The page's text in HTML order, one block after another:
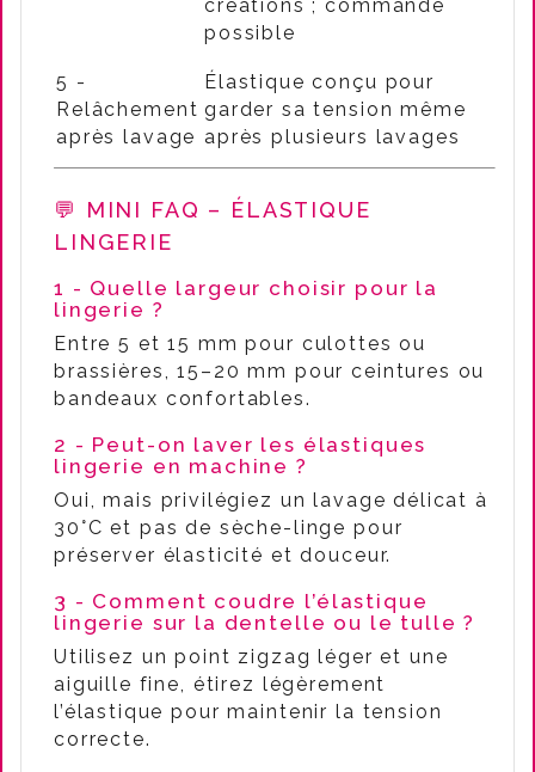
créations ; commande
possible
5 -
Relâchement
après lavage
Élastique conçu pour
garder sa tension même
après plusieurs lavages
💬 MINI FAQ – ÉLASTIQUE
LINGERIE
1 - Quelle largeur choisir pour la
lingerie ?
Entre 5 et 15 mm pour culottes ou
brassières, 15–20 mm pour ceintures ou
bandeaux confortables.
2 - Peut-on laver les élastiques
lingerie en machine ?
Oui, mais privilégiez un lavage délicat à
30°C et pas de sèche-linge pour
préserver élasticité et douceur.
3 - Comment coudre l’élastique
lingerie sur la dentelle ou le tulle ?
Utilisez un point zigzag léger et une
aiguille fine, étirez légèrement
l’élastique pour maintenir la tension
correcte.